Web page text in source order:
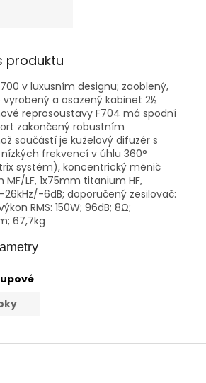
produktu
v luxusním designu; zaoblený,
vyrobený a osazený kabinet 2½
reprosoustavy F704 má spodní
zakončený robustním
součástí je kuželový difuzér s
frekvencí v úhlu 360°
systém), koncentrický měnič
LF, 1x75mm titanium HF,
26kHz/-6dB; doporučený zesilovač:
RMS: 150W; 96dB; 8Ω;
67,7kg